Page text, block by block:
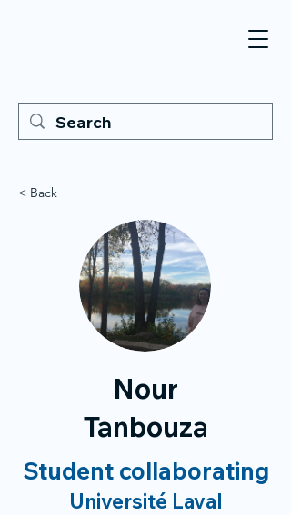
< Back
Nour
Tanbouza
Student collaborating
Université Laval